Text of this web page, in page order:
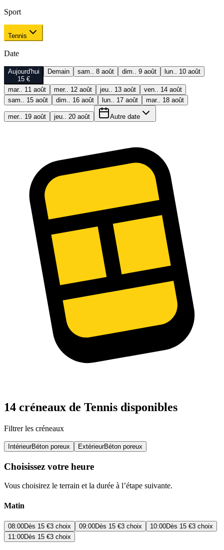
Sport
Tennis
Date
Aujourd'hui
15 €
Demain sam.. 8 août dim.. 9 août lun.. 10 août
mar.. 11 août mer.. 12 août jeu.. 13 août
ven.. 14 août
sam.. 15 août
dim.. 16 août lun.. 17 août mar.. 18 août
mer.. 19 août jeu.. 20 août Autre date
14 créneaux de Tennis disponibles
Filtrer les créneaux
IntérieurBéton poreux ExtérieurBéton poreux
Choisissez votre heure
Vous choisirez le terrain et la durée à l’étape suivante.
Matin
08:00Dès 15 €3 choix 09:00Dès 15 €3 choix 10:00Dès 15 €3 choix
11:00Dès 15 €3 choix